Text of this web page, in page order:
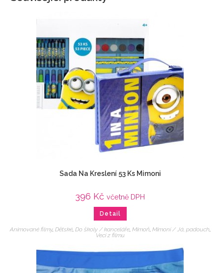
Sada Na Kreslení 53 Ks Mimoni
396 Kč včetně DPH
Detail
Animované filmy, Dětské, Do školy / kanceláře, Mimoň Mimoni / Já, padouch
Veci z filmu